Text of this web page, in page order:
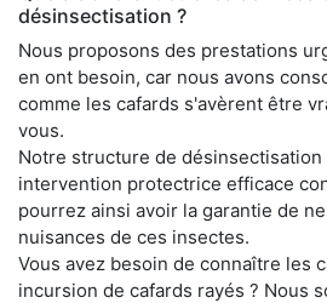
désinsectisation ?
Nous proposons des prestations
en ont besoin, car nous avons
comme les cafards s'avèrent être
vous.
Notre structure de
intervention protectrice efficace
pourrez ainsi avoir la garantie de
nuisances de ces insectes.
Vous avez besoin de connaître les
incursion de cafards rayés ? Nous